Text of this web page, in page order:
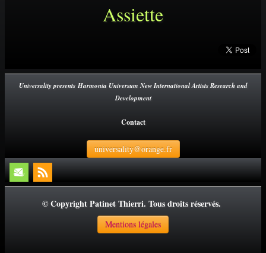
Assiette
Universality presents Harmonia Universum New International Artists Research and
Development
Contact
universality@orange.fr
© Copyright Patinet Thierri. Tous droits réservés.
Mentions légales